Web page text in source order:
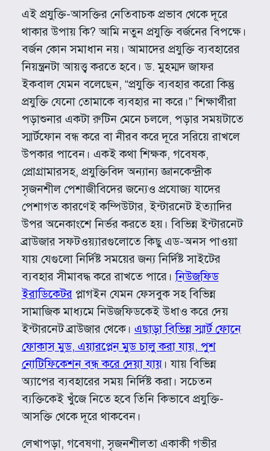
এই প্রযুক্তি-আসক্তির নেতিবাচক প্রভাব থেকে দূরে
থাকার উপায় কি? আমি নতুন প্রযুক্তি বর্জনের বিপক্ষে।
বর্জন কোন সমাধান নয়। আমাদের প্রযুক্তি ব্যবহারের
নিয়ন্ত্রনটা আয়ত্ত্ব করতে হবে। ড. মুহম্মদ জাফর
ইকবাল যেমন বলেছেন, “প্রযুক্তি ব্যবহার করো কিন্তু
প্রযুক্তি যেনো তোমাকে ব্যবহার না করে।” শিক্ষার্থীরা
পড়াশুনার একটা রুটিন মেনে চললে, পড়ার সময়টাতে
স্মার্টফোন বন্ধ করে বা নীরব করে দূরে সরিয়ে রাখলে
উপকার পাবেন। একই কথা শিক্ষক, গবেষক,
প্রোগ্রামারসহ, প্রযুক্তিবিদ অন্যান্য জ্ঞানকেন্দ্রীক
সৃজনশীল পেশাজীবিদের জন্যেও প্রযোজ্য যাদের
পেশাগত কারণেই কম্পিউটার, ইন্টারনেট ইত্যাদির
উপর অনেকাংশে নির্ভর করতে হয়। বিভিন্ন ইন্টারনেট
ব্রাউজার সফটওয়্যারগুলোতে কিছু এড-অনস পাওয়া
যায় যেগুলো নির্দিষ্ট সময়ের জন্য নির্দিষ্ট সাইটের
ব্যবহার সীমাবদ্ধ করে রাখতে পারে।নিউজফিড
ইরাডিকেটরপ্লাগইন যেমন ফেসবুক সহ বিভিন্ন
সামাজিক মাধ্যমে নিউজফিডকেই উধাও করে দেয়
ইন্টারনেট ব্রাউজার থেকে। এছাড়া বিভিন্ন স্মার্ট ফোনে
ফোকাস মুড, এয়ারপ্লেন মুড চালু করা যায়, পুশ
নোটিফিকেশন বন্ধ করে দেয়া যায়। যায় বিভিন্ন
অ্যাপের ব্যবহারের সময় নির্দিষ্ট করা। সচেতন
ব্যক্তিকেই খুঁজে নিতে হবে তিনি কিভাবে প্রযুক্তি-
আসক্তি থেকে দূরে থাকবেন।
লেখাপড়া, গবেষণা, সৃজনশীলতা একাকী গভীর